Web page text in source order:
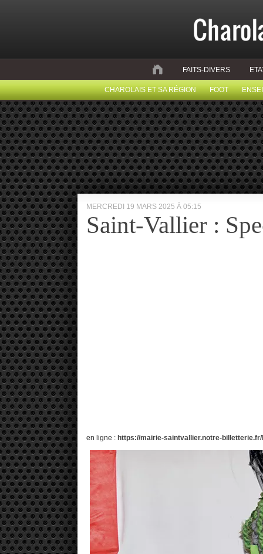
FAITS-DIVERS
CHAROLAIS ET SA RÉGION FOOT
MERCREDI 19 MARS 2025 À 05:15
Saint-Vallier :
en ligne : https://mairie-saintvallier.notre-